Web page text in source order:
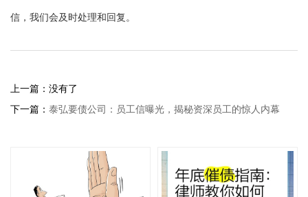
信，我们会及时处理和回复。
上一篇：没有了
下一篇： 泰弘要债公司：员工信曝光，揭秘资深员工的惊人内幕